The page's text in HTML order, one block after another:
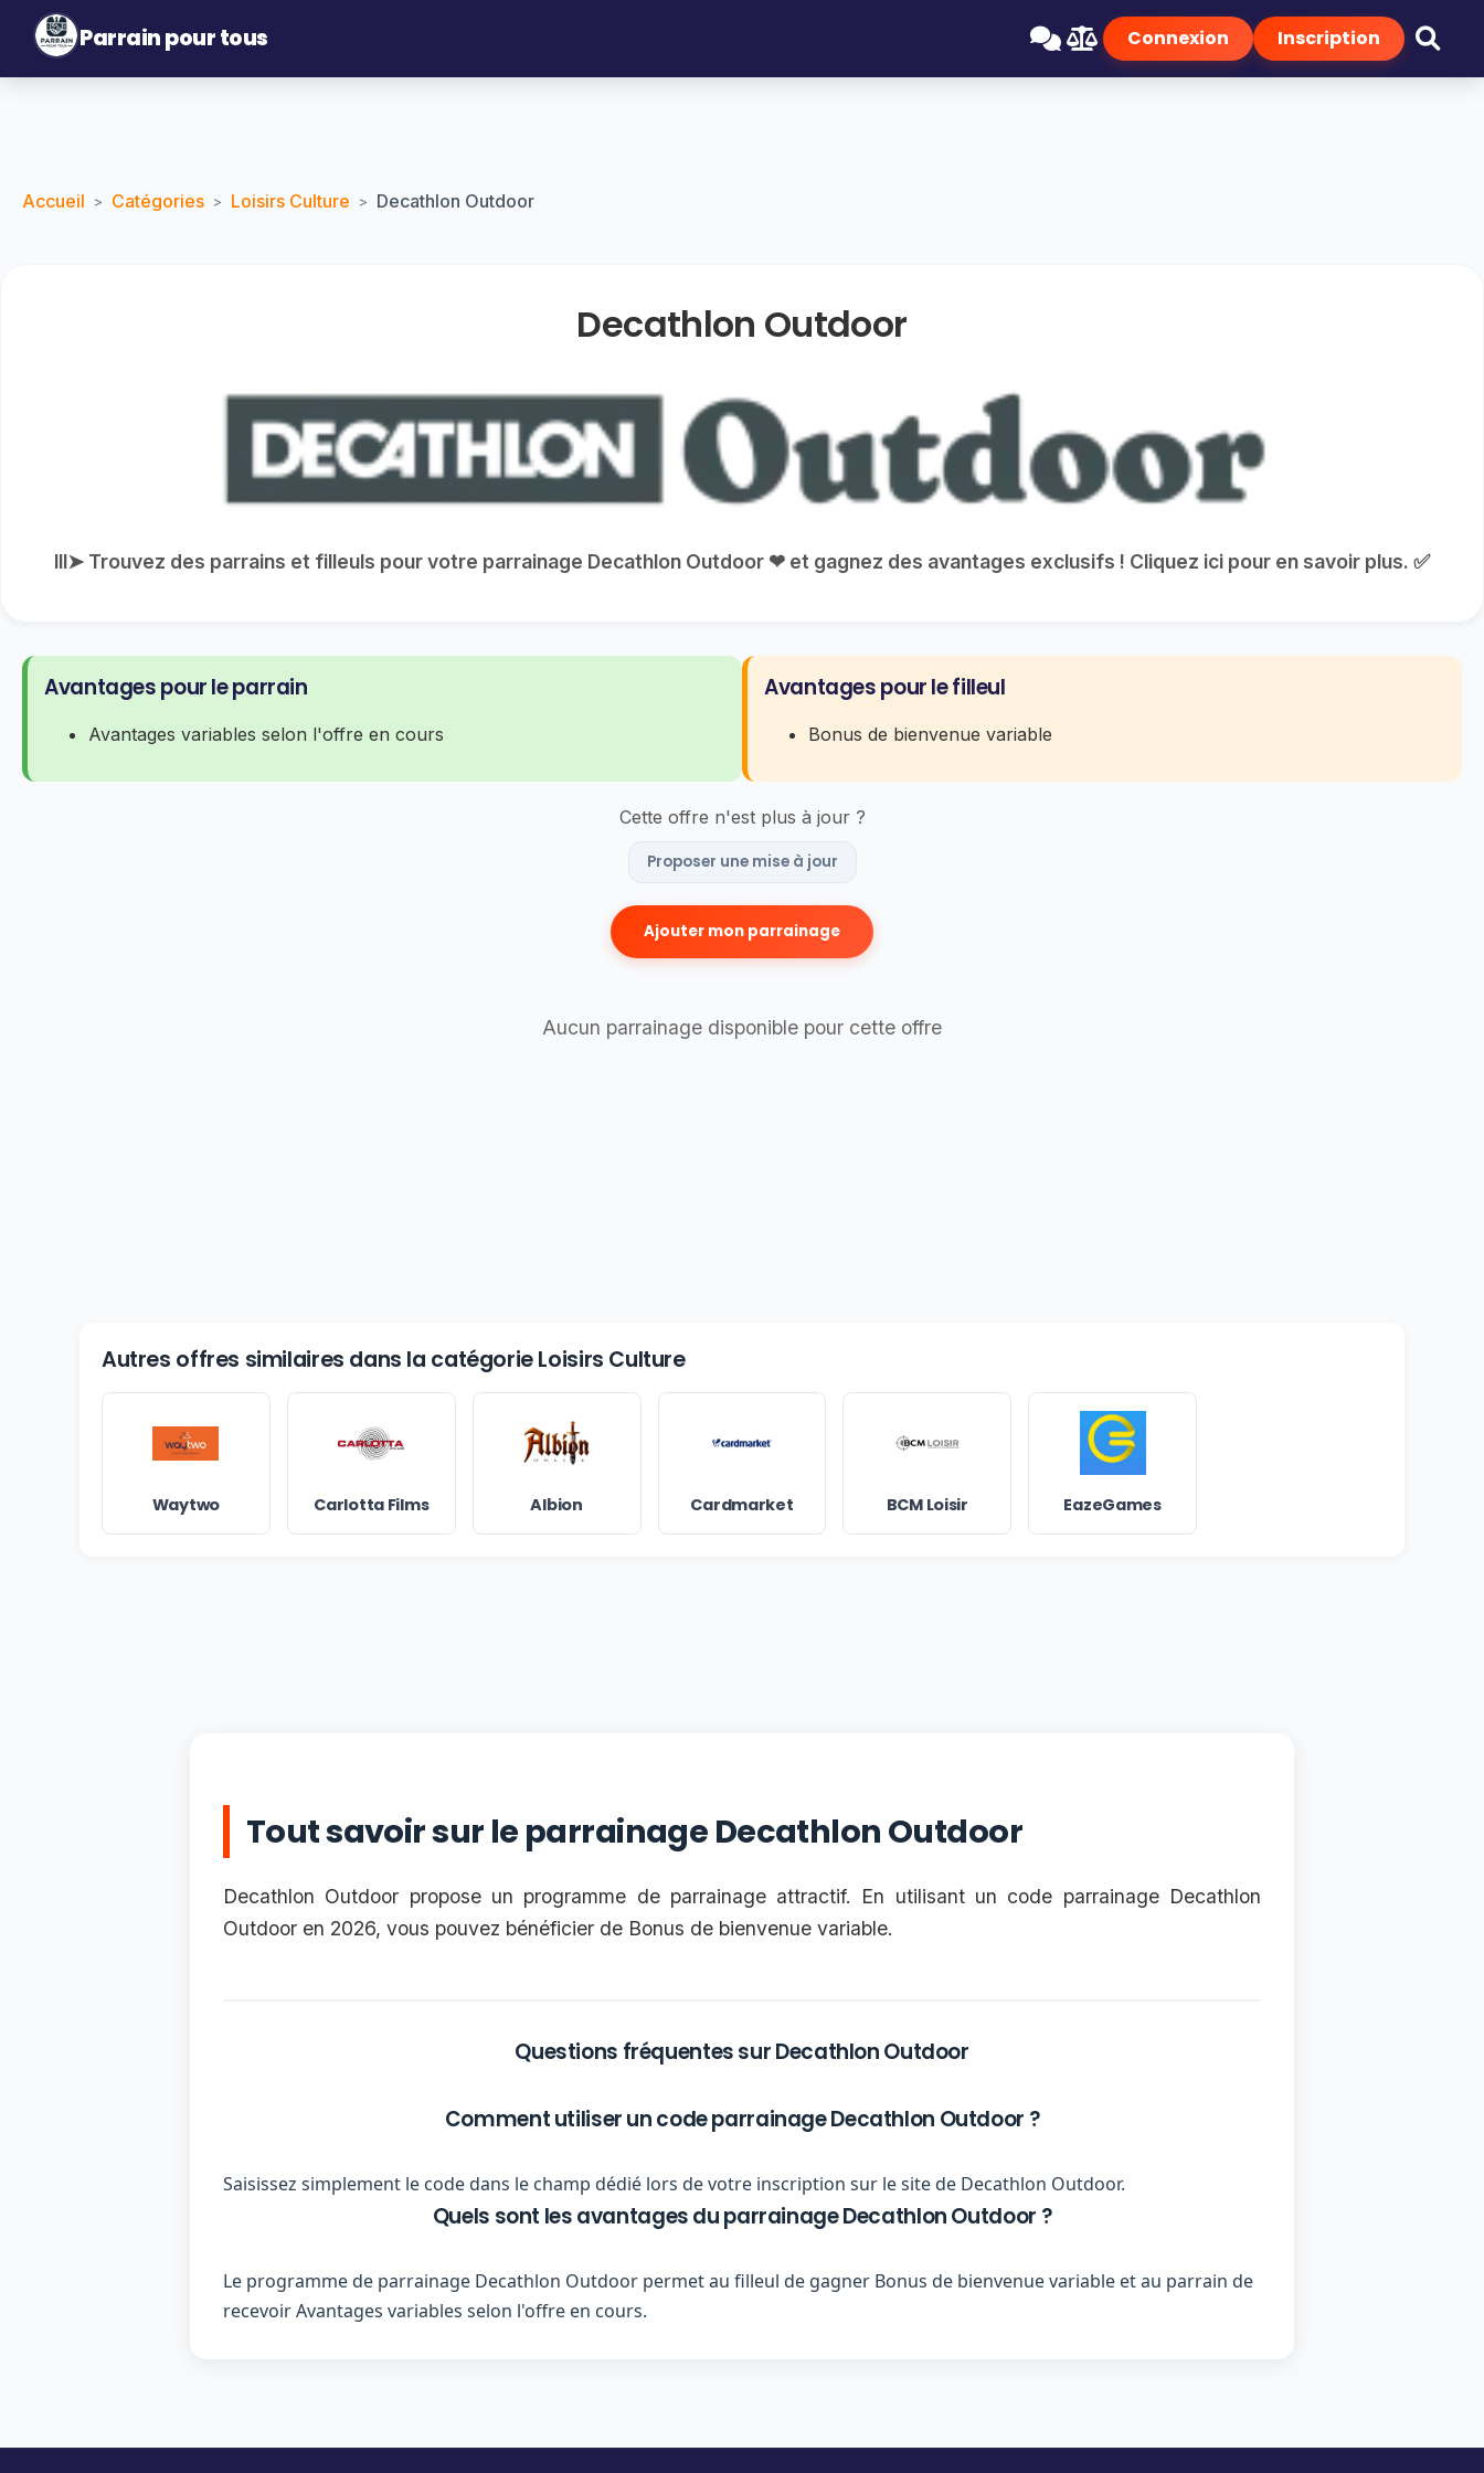
Parrain pour tous Connexion Inscription
Accueil > Catégories > Loisirs Culture > Decathlon Outdoor
Decathlon Outdoor
lll➤ Trouvez des parrains et filleuls pour votre parrainage Decathlon Outdoor ❤ et gagnez des avantages exclusifs ! Cliquez ici pour en savoir plus. ✅
Avantages pour le parrain
Avantages variables selon l'offre en cours
Avantages pour le filleul
Bonus de bienvenue variable
Cette offre n'est plus à jour ?
Proposer une mise à jour
Ajouter mon parrainage
Aucun parrainage disponible pour cette offre
Autres offres similaires dans la catégorie Loisirs Culture
Waytwo Carlotta Films Albion Cardmarket BCM Loisir EazeGames
Tout savoir sur le parrainage Decathlon Outdoor
Decathlon Outdoor propose un programme de parrainage attractif. En utilisant un code parrainage Decathlon
Outdoor en 2026, vous pouvez bénéficier de Bonus de bienvenue variable.
Questions fréquentes sur Decathlon Outdoor
Comment utiliser un code parrainage Decathlon Outdoor ?
Saisissez simplement le code dans le champ dédié lors de votre inscription sur le site de Decathlon Outdoor.
Quels sont les avantages du parrainage Decathlon Outdoor ?
Le programme de parrainage Decathlon Outdoor permet au filleul de gagner Bonus de bienvenue variable et au parrain de
recevoir Avantages variables selon l'offre en cours.